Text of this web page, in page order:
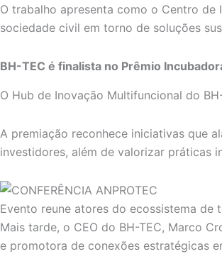
O trabalho apresenta como o Centro
sociedade civil em torno de soluções
BH-TEC é finalista no Prêmio
O Hub de Inovação Multifuncional do
A premiação reconhece iniciativas que
investidores, além de valorizar práticas
Evento reune atores do ecossistema
Mais tarde, o CEO do BH-TEC, Marco
e promotora de conexões estratégicas